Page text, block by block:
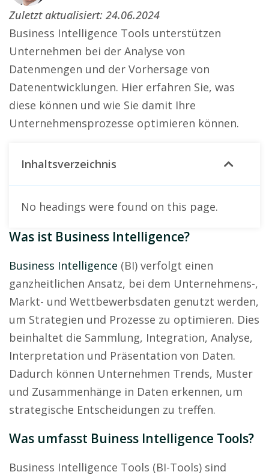
Zuletzt aktualisiert: 24.06.2024
Business Intelligence Tools unterstützen
Unternehmen bei der Analyse von
Datenmengen und der Vorhersage von
Datenentwicklungen. Hier erfahren Sie, was
diese können und wie Sie damit Ihre
Unternehmensprozesse optimieren können.
Inhaltsverzeichnis
No headings were found on this page.
Was ist Business Intelligence?
Business Intelligence (BI) verfolgt einen
ganzheitlichen Ansatz, bei dem Unternehmens-,
Markt- und Wettbewerbsdaten genutzt werden,
um Strategien und Prozesse zu optimieren. Dies
beinhaltet die Sammlung, Integration, Analyse,
Interpretation und Präsentation von Daten.
Dadurch können Unternehmen Trends, Muster
und Zusammenhänge in Daten erkennen, um
strategische Entscheidungen zu treffen.
Was umfasst Buiness Intelligence Tools?
Business Intelligence Tools (BI-Tools) sind